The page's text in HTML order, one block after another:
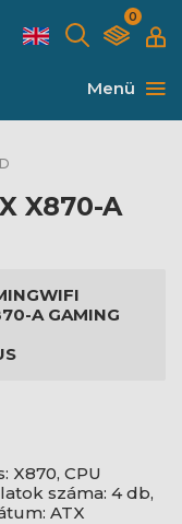
0
Menü
X870-A
A GAMING
X870, CPU
száma: 4 db,
ATX